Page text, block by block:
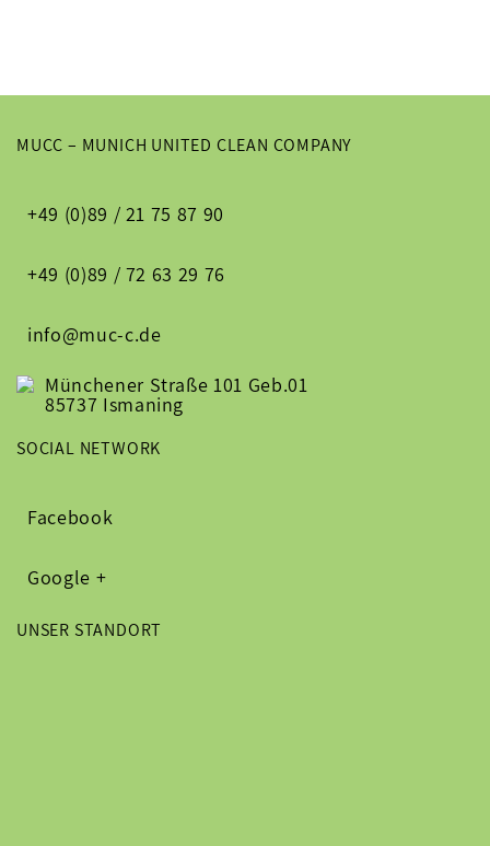
MUCC – MUNICH UNITED CLEAN COMPANY
+49 (0)89 / 21 75 87 90
+49 (0)89 / 72 63 29 76
info@muc-c.de
Münchener Straße 101 Geb.01
85737 Ismaning
SOCIAL NETWORK
Facebook
Google +
UNSER STANDORT